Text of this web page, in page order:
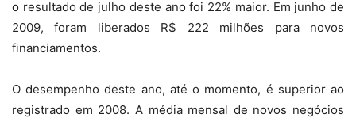
o resultado de julho deste ano foi 22% maior. Em junho de
2009, foram liberados R$ 222 milhões para novos
financiamentos.
O desempenho deste ano, até o momento, é superior ao
registrado em 2008. A média mensal de novos negócios